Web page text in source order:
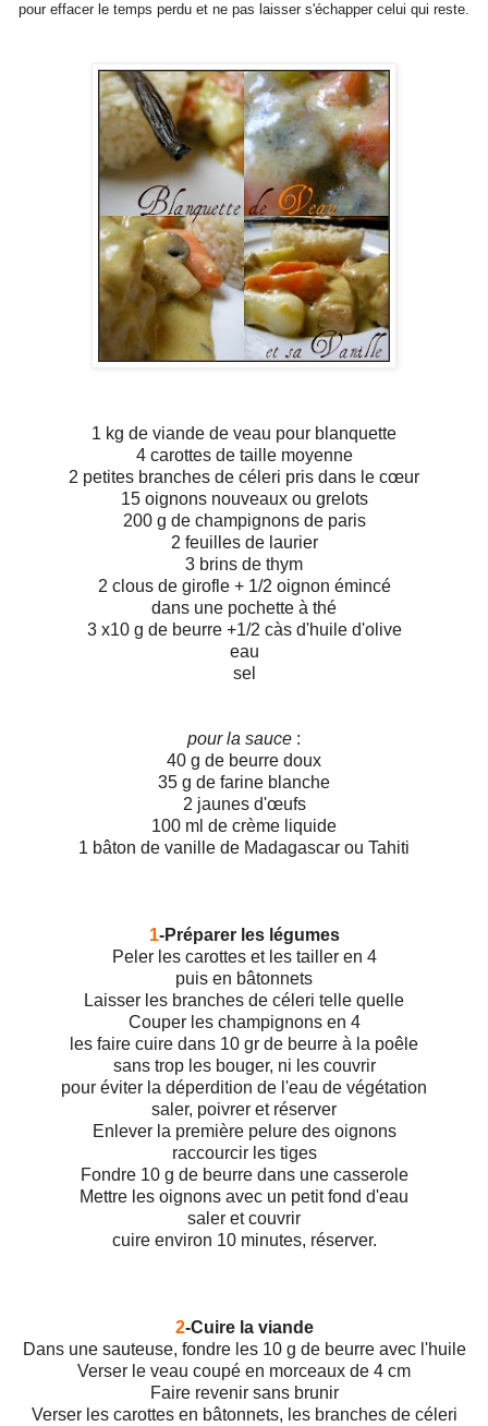
pour effacer le temps perdu et ne pas laisser s'échapper celui qui reste.
1 kg de viande de veau pour blanquette
4 carottes de taille moyenne
2 petites branches de céleri pris dans le cœur
15 oignons nouveaux ou grelots
200 g de champignons de paris
2 feuilles de laurier
3 brins de thym
2 clous de girofle + 1/2 oignon émincé
dans une pochette à thé
3 x10 g de beurre +1/2 càs d'huile d'olive
eau
sel
pour la sauce :
40 g de beurre doux
35 g de farine blanche
2 jaunes d'œufs
100 ml de crème liquide
1 bâton de vanille de Madagascar ou Tahiti
1-Préparer les légumes
Peler les carottes et les tailler en 4
puis en bâtonnets
Laisser les branches de céleri telle quelle
Couper les champignons en 4
les faire cuire dans 10 gr de beurre à la poêle
sans trop les bouger, ni les couvrir
pour éviter la déperdition de l'eau de végétation
saler, poivrer et réserver
Enlever la première pelure des oignons
raccourcir les tiges
Fondre 10 g de beurre dans une casserole
Mettre les oignons avec un petit fond d'eau
saler et couvrir
cuire environ 10 minutes, réserver.
2-Cuire la viande
Dans une sauteuse, fondre les 10 g de beurre avec l'huile
Verser le veau coupé en morceaux de 4 cm
Faire revenir sans brunir
Verser les carottes en bâtonnets, les branches de céleri